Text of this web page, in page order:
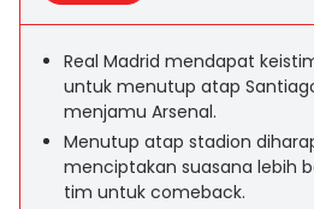
Real Madrid mendapat
untuk menutup atap
menjamu Arsenal.
Menutup atap stadion
menciptakan suasana lebih
tim untuk comeback.